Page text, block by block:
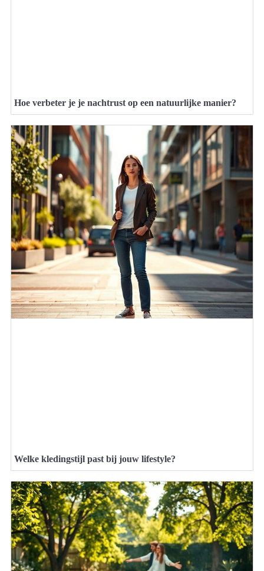
Hoe verbeter je je nachtrust op een natuurlijke manier?
Welke kledingstijl past bij jouw lifestyle?